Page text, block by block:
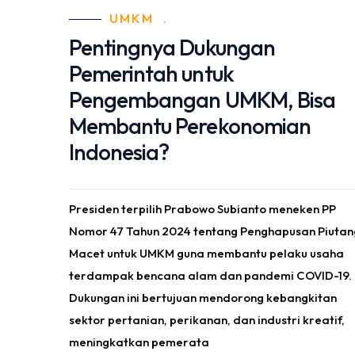
UMKM .
Pentingnya Dukungan
Pemerintah untuk
Pengembangan UMKM, Bisa
Membantu Perekonomian
Indonesia?
Presiden terpilih Prabowo Subianto meneken PP
Nomor 47 Tahun 2024 tentang Penghapusan
Macet untuk UMKM guna membantu pelaku usaha
terdampak bencana alam dan pandemi COVID-19.
Dukungan ini bertujuan mendorong kebangkitan
sektor pertanian, perikanan, dan industri kreatif,
meningkatkan pemerata